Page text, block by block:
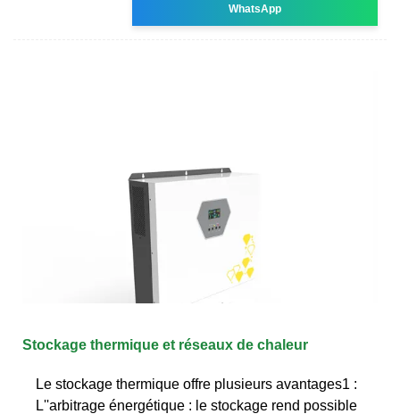
WhatsApp
Stockage thermique et réseaux de chaleur
Le stockage thermique offre plusieurs avantages1 :
L''arbitrage énergétique : le stockage rend possible